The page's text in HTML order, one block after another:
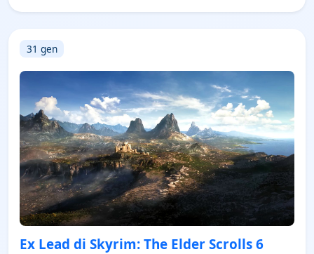
31 gen
Ex Lead di Skyrim: The Elder Scrolls 6